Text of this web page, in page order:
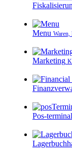
Menu
Marketing
Pos-terminal